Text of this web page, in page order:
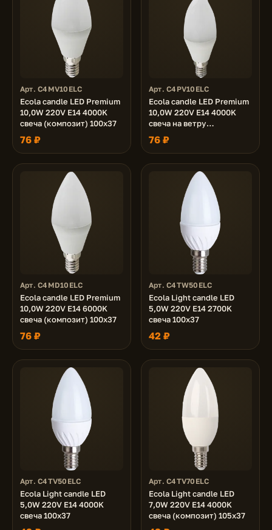
Арт. C4MV10ELC
Ecola candle LED Premium
10,0W 220V E14 4000K
свеча (композит) 100x37
76 ₽
Арт. C4PV10ELC
Ecola candle LED Premium
10,0W 220V E14 4000K
свеча на ветру
(композит) 129x37
76 ₽
Арт. C4MD10ELC
Ecola candle LED Premium
10,0W 220V E14 6000K
свеча (композит) 100x37
76 ₽
Арт. C4TW50ELC
Ecola Light candle LED
5,0W 220V E14 2700K
свеча 100x37
42 ₽
Арт. C4TV50ELC
Ecola Light candle LED
5,0W 220V E14 4000K
свеча 100x37
Арт. C4TV70ELC
Ecola Light candle LED
7,0W 220V E14 4000K
свеча (композит) 105x37